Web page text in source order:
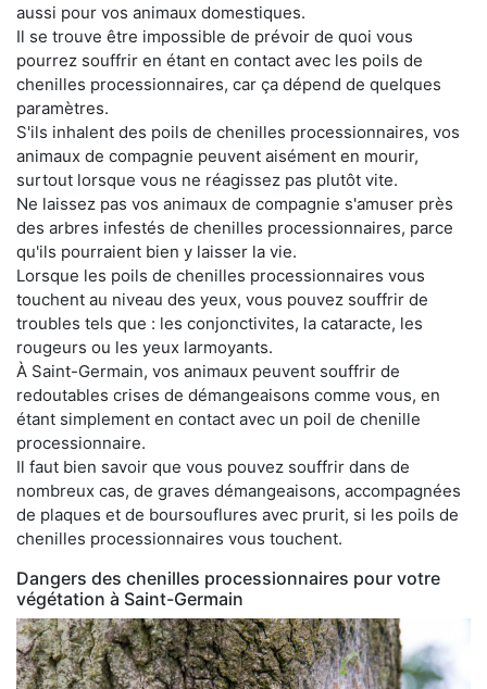
aussi pour vos animaux domestiques.
Il se trouve être impossible de prévoir de quoi vous
pourrez souffrir en étant en contact avec les poils de
chenilles processionnaires, car ça dépend de quelques
paramètres.
S'ils inhalent des poils de chenilles processionnaires, vos
animaux de compagnie peuvent aisément en mourir,
surtout lorsque vous ne réagissez pas plutôt vite.
Ne laissez pas vos animaux de compagnie s'amuser près
des arbres infestés de chenilles processionnaires, parce
qu'ils pourraient bien y laisser la vie.
Lorsque les poils de chenilles processionnaires vous
touchent au niveau des yeux, vous pouvez souffrir de
troubles tels que : les conjonctivites, la cataracte, les
rougeurs ou les yeux larmoyants.
À Saint-Germain, vos animaux peuvent souffrir de
redoutables crises de démangeaisons comme vous, en
étant simplement en contact avec un poil de chenille
processionnaire.
Il faut bien savoir que vous pouvez souffrir dans de
nombreux cas, de graves démangeaisons, accompagnées
de plaques et de boursouflures avec prurit, si les poils de
chenilles processionnaires vous touchent.
Dangers des chenilles processionnaires pour votre
végétation à Saint-Germain